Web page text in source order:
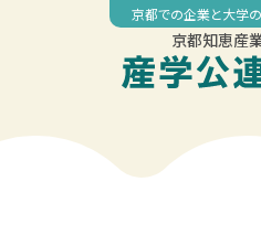
京都での企業と大学
京都知恵産